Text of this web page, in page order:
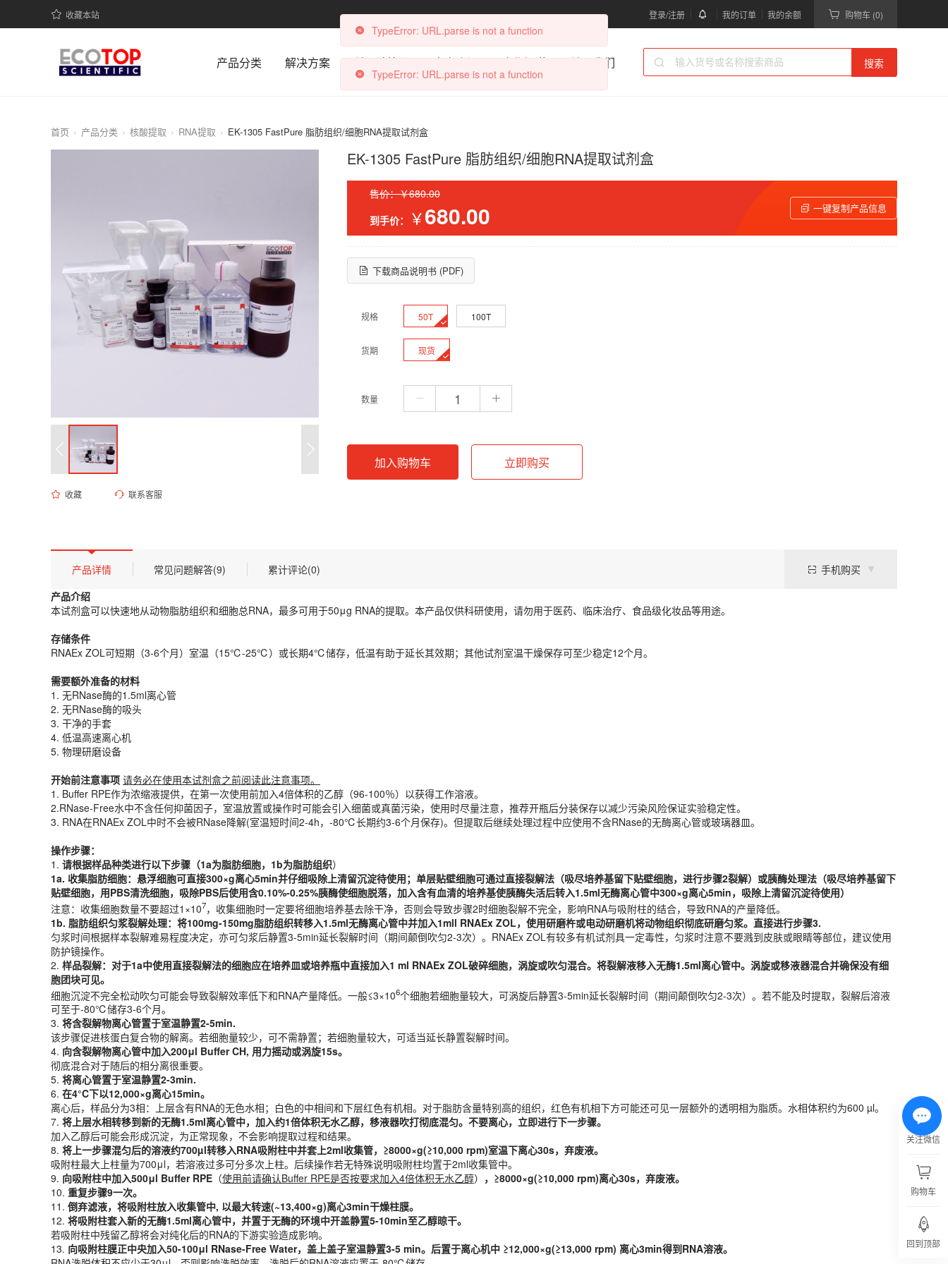
收藏本站 登录/注册 我的订单 我的余额 购物车 (0)
产品分类 解决方案 科研计算器 文章资讯 合作渠道 关于我们 搜索
首页 产品分类 核酸提取 RNA提取 EK-1305 FastPure 脂肪组织/细胞RNA提取试剂盒
收藏 联系客服
EK-1305 FastPure 脂肪组织/细胞RNA提取试剂盒
售价：￥680.00
到手价：
￥680.00 一键复制产品信息
下载商品说明书 (PDF)
规格 50T 100T
货期 现货
数量
加入购物车 立即购买
产品描述
产品介绍
本试剂盒可以快速地从动物脂肪组织和细胞总RNA，最多可用于50μg RNA的提取。本产品仅供科研使用，请勿用于医药、临床治疗、食品级化妆品等用途。
存储条件
RNAEx ZOL可短期（3-6个月）室温（15℃-25℃）或长期4℃储存，低温有助于延长其效期；其他试剂室温干燥保存可至少稳定12个月。
需要额外准备的材料
2. 无RNase酶的吸头
3. 干净的手套
4. 低温高速离心机
5. 物理研磨设备
开始前注意事项
2.RNase-Free水中不含任何抑菌因子，室温放置或操作时可能会引入细菌或真菌污染，使用时尽量注意，推荐开瓶后分装保存以减少污染风险保证实验稳定性。
3. RNA在RNAEx ZOL中时不会被RNase降解(室温短时间2-4h，-80℃长期约3-6个月保存)。但提取后继续处理过程中应使用不含RNase的无酶离心管或玻璃器皿。
操作步骤：
细胞，1b为
1a. 收集脂肪
注意：收集细胞数量不要超过1×107，收集细胞时一定要将细胞培养基去除干净，否则会导致步骤2时细胞裂解不完全，影响RNA与吸附柱的结合，导致RNA的产量降低。
1b. 脂肪组织匀浆裂解处理：将100mg-150mg脂肪组织转移入1.5ml无酶离心管中并加入1mll RNAEx ZOL，使用研磨杵或电动研磨机将动物组织彻底研磨匀浆。直接进行步骤3.
匀浆时间根据样本裂解难易程度决定，亦可匀浆后静置3-5min延长裂解时间（期间颠倒吹匀2-3次）。RNAEx ZOL有较多有机试剂具一定毒性，匀浆时注意不要溅到皮肤或眼睛等部位，建议使用防护镜操作
2.样品裂解：对于1a中使用直接裂解法的细胞应在培养皿或培养瓶中直接加入1 mlRNAEx ZOL破碎细胞，涡旋或吹匀混合。将裂解液移入无酶1.5ml离心管中。涡旋或移液器混合并确保没有细胞团块可见。
细胞沉淀不完全松动吹匀可能会导致裂解效率低下和RNA产量降低。一般≤3×106个细胞若细胞量较大，可涡旋后静置3-5min延长裂解时间（期间颠倒吹匀2-3次）。若不能及时提取，裂解后溶液可至于-
3.将含裂解物离心管置于室温静置2-5min.
该步骤促进核蛋白复合物的解离。若细胞量较少，可不需静置；若细胞量较大，可适当延长静置裂解时间。
4. 向含裂解物离心管中加入200μlBuffer CH, 用力摇动或涡旋15s。
彻底混合对于随后的相分离很重要。
5.将离心管置于室温静置2-3min.
6.在4°C下以12,000×g离心15min。
离心后，样品分为3相：上层含有RNA的无色水相；白色的中相间和下层红色有机相。对于脂肪含量特别⾼的组织，红⾊有机相下⽅可能还可⻅⼀层额外的透明相为脂质。⽔相体积约为600 µl。
7.将上层水相转移到新的无酶1.5ml离心管中，加入约1倍体积无水乙醇，移液器吹打彻底混匀。不要离心，立即进行下一步骤。
加入乙醇后可能会形成沉淀，为正常现象，不会影响提取过程和结果。
8.将上一步骤混匀后的溶液约700µl转移入RNA吸附柱中并套上2ml收集管，≥8000×g(≥10,000 rpm)室温下离心30s，弃废液。
吸附柱最大上柱量为700μl，若溶液过多可分多次上柱。后续操作若无特殊说明吸附柱均置于2ml收集管中。
9. 向吸附柱中加入500μl Buffer RPE
10.重复步骤9一次。
11.倒弃滤液，将吸附柱放入收集管中, 以最大转速(~13,400×g)离心3min干燥柱膜。
12. 将吸附柱套入新的无酶1.5ml离心管中，并置于无酶的环境中开盖静置5-10min至乙醇晾干。
若吸附柱中残留乙醇将会对纯化后的RNA的下游实验造成影响。
13.向吸附柱膜正中央加入50-100μl RNase-Free Water，盖上盖子室温静置3-5 min。后置于离心机中 ≥12,000×g(≥13,000 rpm) 离心3min得到RNA溶液。
RNA洗脱体积不应少于30μl，否则影响洗脱效率。洗脱后的RNA溶液应置于-80℃储存。
产品规格
规格
50T、100T
货期
现货
存储条件
产品详情 常见问题解答(9) 累计评论(0)
手机购买
产品介绍
本试剂盒可以快速地从动物脂肪组织和细胞总RNA，最多可用于50μg RNA的提取。本产品仅供科研使用，请勿用于医药、临床治疗、食品级化妆品等用途。
存储条件
RNAEx ZOL可短期（3-6个月）室温（15℃-25℃）或长期4℃储存，低温有助于延长其效期；其他试剂室温干燥保存可至少稳定12个月。
需要额外准备的材料
1. 无RNase酶的1.5ml离心管
2. 无RNase酶的吸头
3. 干净的手套
4. 低温高速离心机
5. 物理研磨设备
开始前注意事项 请务必在使用本试剂盒之前阅读此注意事项。
1. Buffer RPE作为浓缩液提供，在第一次使用前加入4倍体积的乙醇（96-100％）以获得工作溶液。
2.RNase-Free水中不含任何抑菌因子，室温放置或操作时可能会引入细菌或真菌污染，使用时尽量注意，推荐开瓶后分装保存以减少污染风险保证实验稳定性。
3. RNA在RNAEx ZOL中时不会被RNase降解(室温短时间2-4h，-80℃长期约3-6个月保存)。但提取后继续处理过程中应使用不含RNase的无酶离心管或玻璃器皿。
操作步骤：
1. 请根据样品种类进行以下步骤（1a为脂肪细胞，1b为脂肪组织）
1a. 收集脂肪细胞：悬浮细胞可直接300×g离心5min并仔细吸除上清留沉淀待使用；单层贴壁细胞可通过直接裂解法（吸尽培养基留下贴壁细胞，进行步骤2裂解）或胰酶处理法（吸尽培养基留下
贴壁细胞，用PBS清洗细胞，吸除PBS后使用含0.10%-0.25%胰酶使细胞脱落，加入含有血清的培养基使胰酶失活后转入1.5ml无酶离心管中300×g离心5min，吸除上清留沉淀待使用）
注意：收集细胞数量不要超过1×107，收集细胞时一定要将细胞培养基去除干净，否则会导致步骤2时细胞裂解不完全，影响RNA与吸附柱的结合，导致RNA的产量降低。
1b. 脂肪组织匀浆裂解处理：将100mg-150mg脂肪组织转移入1.5ml无酶离心管中并加入1mll RNAEx ZOL，使用研磨杵或电动研磨机将动物组织彻底研磨匀浆。直接进行步骤3.
匀浆时间根据样本裂解难易程度决定，亦可匀浆后静置3-5min延长裂解时间（期间颠倒吹匀2-3次）。RNAEx ZOL有较多有机试剂具一定毒性，匀浆时注意不要溅到皮肤或眼睛等部位，建议使用
防护镜操作。
2. 样品裂解：对于1a中使用直接裂解法的细胞应在培养皿或培养瓶中直接加入1 ml RNAEx ZOL破碎细胞，涡旋或吹匀混合。将裂解液移入无酶1.5ml离心管中。涡旋或移液器混合并确保没有细
胞团块可见。
细胞沉淀不完全松动吹匀可能会导致裂解效率低下和RNA产量降低。一般≤3×106个细胞若细胞量较大，可涡旋后静置3-5min延长裂解时间（期间颠倒吹匀2-3次）。若不能及时提取，裂解后溶液
可至于-80℃储存3-6个月。
3. 将含裂解物离心管置于室温静置2-5min.
该步骤促进核蛋白复合物的解离。若细胞量较少，可不需静置；若细胞量较大，可适当延长静置裂解时间。
4. 向含裂解物离心管中加入200μl Buffer CH, 用力摇动或涡旋15s。
彻底混合对于随后的相分离很重要。
5. 将离心管置于室温静置2-3min.
6. 在4°C下以12,000×g离心15min。
离心后，样品分为3相：上层含有RNA的无色水相；白色的中相间和下层红色有机相。对于脂肪含量特别⾼的组织，红⾊有机相下⽅可能还可⻅⼀层额外的透明相为脂质。⽔相体积约为600 µl。
7. 将上层水相转移到新的无酶1.5ml离心管中，加入约1倍体积无水乙醇，移液器吹打彻底混匀。不要离心，立即进行下一步骤。
加入乙醇后可能会形成沉淀，为正常现象，不会影响提取过程和结果。
8. 将上一步骤混匀后的溶液约700µl转移入RNA吸附柱中并套上2ml收集管，≥8000×g(≥10,000 rpm)室温下离心30s，弃废液。
吸附柱最大上柱量为700μl，若溶液过多可分多次上柱。后续操作若无特殊说明吸附柱均置于2ml收集管中。
9. 向吸附柱中加入500μl Buffer RPE （使用前请确认Buffer RPE是否按要求加入4倍体积无水乙醇） ，≥8000×g(≥10,000 rpm)离心30s，弃废液。
10. 重复步骤9一次。
11. 倒弃滤液，将吸附柱放入收集管中, 以最大转速(~13,400×g)离心3min干燥柱膜。
12. 将吸附柱套入新的无酶1.5ml离心管中，并置于无酶的环境中开盖静置5-10min至乙醇晾干。
若吸附柱中残留乙醇将会对纯化后的RNA的下游实验造成影响。
13. 向吸附柱膜正中央加入50-100μl RNase-Free Water，盖上盖子室温静置3-5 min。后置于离心机中 ≥12,000×g(≥13,000 rpm) 离心3min得到RNA溶液。
关注微信
购物车
回到顶部
TypeError: URL.parse is not a function
TypeError: URL.parse is not a function